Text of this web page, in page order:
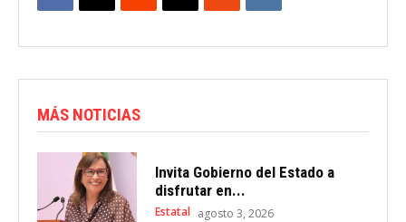
MÁS NOTICIAS
Invita Gobierno del Estado a
disfrutar en...
Estatal agosto 3, 2026